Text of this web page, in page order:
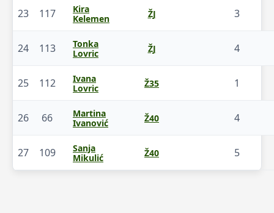
23 117
Kira
Kelemen
ŽJ 3
24 113
Tonka
Lovric
ŽJ 4
25 112
Ivana
Lovric
Ž35 1
26 66
Martina
Ivanović
Ž40 4
27 109
Sanja
Mikulić
Ž40 5